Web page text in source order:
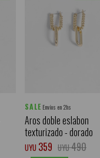
SALE Envíos en 2hs
Aros doble eslabon
texturizado - dorado
UYU 359 UYU490